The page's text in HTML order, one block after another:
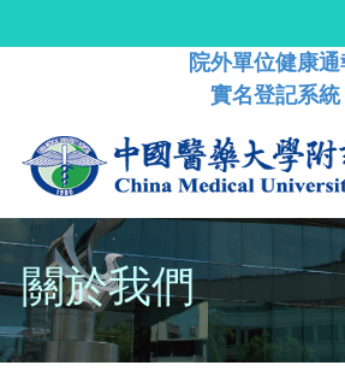
院外單位健康通
實名登記系統
關於我們